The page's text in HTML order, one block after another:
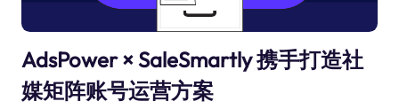
AdsPower × SaleSmartly 携手打造社
媒矩阵账号运营方案